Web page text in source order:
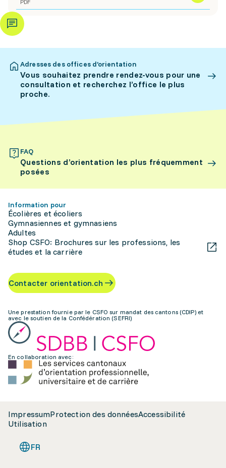
PDF
Adresses des offices d’orientation
Vous souhaitez prendre rendez-vous pour une
consultation et recherchez l’office le plus
proche.
FAQ
Questions d’orientation les plus fréquemment
posées
Information pour
Écolières et écoliers
Gymnasiennes et gymnasiens
Adultes
Shop CSFO: Brochures sur les professions, les
études et la carrière
Contacter orientation.ch
Une prestation fournie par le CSFO sur mandat des cantons (CDIP) et
avec le soutien de la Confédération (SEFRI)
En collaboration avec:
ImpressumProtection des donnéesAccessibilité
Utilisation
FR